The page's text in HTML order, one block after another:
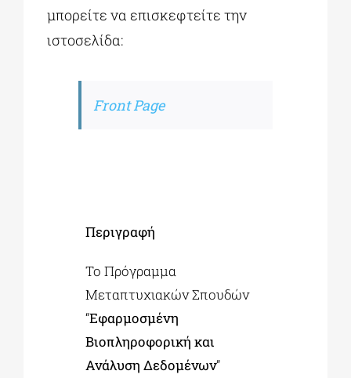
μπορείτε να επισκεφτείτε την
ιστοσελίδα:
Front Page
Περιγραφή
Το Πρόγραμμα
Μεταπτυχιακών Σπουδών
“Εφαρμοσμένη
Βιοπληροφορική και
Ανάλυση Δεδομένων”